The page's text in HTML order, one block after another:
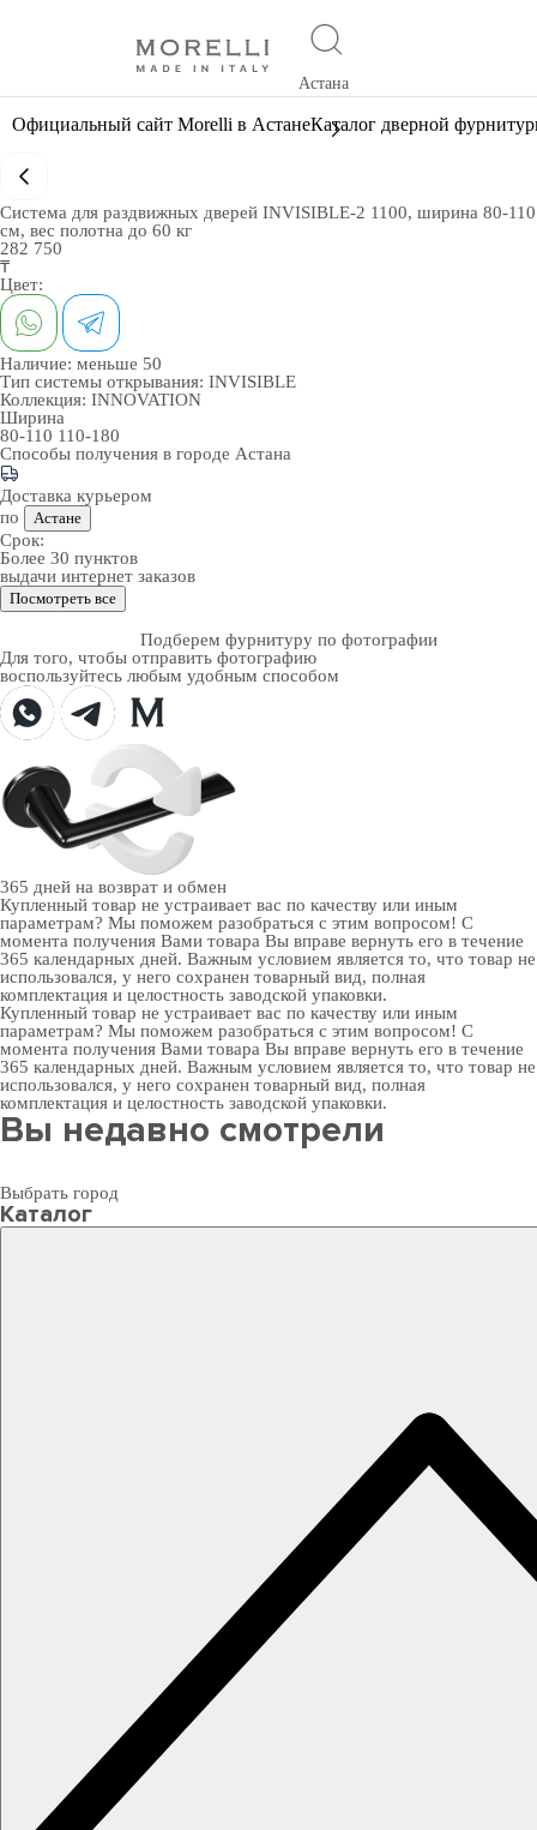
Астана
Официальный сайт Morelli в АстанеКаталог дверной
Система для раздвижных дверей INVISIBLE-2 1100, ширина 80-110
см, вес полотна до 60 кг
282 750
₸
Цвет:
Наличие: меньше 50
Тип системы открывания: INVISIBLE
Коллекция: INNOVATION
Ширина
80-110 110-180
Способы получения в городе Астана
Доставка курьером
по
Астане
Срок:
Более 30 пунктов
выдачи интернет заказов
Посмотреть все
Подберем фурнитуру по фотографии
Для того, чтобы отправить фотографию
воспользуйтесь любым удобным способом
365 дней на возврат и обмен
Купленный товар не устраивает вас по качеству или иным
параметрам? Мы поможем разобраться с этим вопросом! С
момента получения Вами товара Вы вправе вернуть его в течение
365 календарных дней. Важным условием является то, что товар не
использовался, у него сохранен товарный вид, полная
комплектация и целостность заводской упаковки.
Купленный товар не устраивает вас по качеству или иным
параметрам? Мы поможем разобраться с этим вопросом! С
момента получения Вами товара Вы вправе вернуть его в течение
365 календарных дней. Важным условием является то, что товар не
использовался, у него сохранен товарный вид, полная
комплектация и целостность заводской упаковки.
Вы недавно смотрели
Выбрать город
Каталог